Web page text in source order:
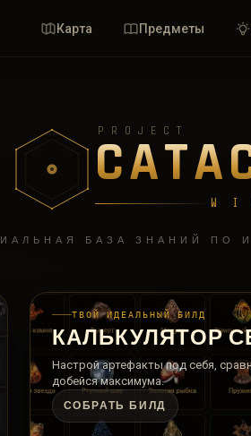
Карта Предметы
PROJECT
W I
БАЗА ЗНАНИЙ ПО
ТВОЙ ИДЕАЛЬНЫЙ БИЛД
КАЛЬКУЛЯТОР
Настрой артефакты под себя,
добейся максимума.
СОБРАТЬ БИЛД